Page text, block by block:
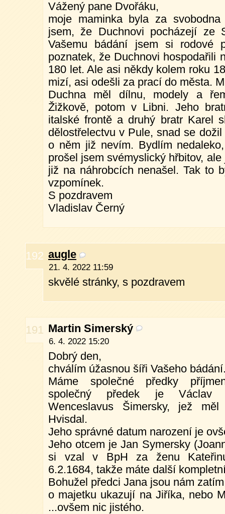
Vážený pane Dvořáku,
moje maminka byla za
jsem, že Duchnovi pocházejí ze
Vašemu bádání jsem si rodové
poznatek, že Duchnovi hospodařili
180 let. Ale asi někdy kolem roku
mizí, asi odešli za prací do města.
Duchna měl dílnu, modely a
Žižkově, potom v Libni. Jeho
italské frontě a druhý bratr Karel
dělostřelectvu v Pule, snad se
o něm již nevím. Bydlím
prošel jsem svémyslický hřbitov,
již na náhrobcích nenašel. Tak to
vzpomínek.
S pozdravem
Vladislav Černý
192 augle
21. 4. 2022 11:59
skvělé stránky, s pozdravem
191 Martin Simerský
6. 4. 2022 15:20
Dobrý den,
chválím úžasnou šíři Vašeho
Máme společné předky
společný předek je Václav
Wenceslavus Šimersky, jež
Hvisdal.
Jeho správné datum narození je
Jeho otcem je Jan Symersky
si vzal v BpH za ženu
6.2.1684, takže máte další
Bohužel předci Jana jsou nám
o majetku ukazují na Jiříka, nebo
...ovšem nic jistého.